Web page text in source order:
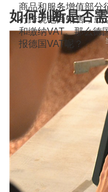
商品和服务增值部分
行跨境电商销售，或
和缴纳VAT。那么德
报德国VAT呢？
如何判断是否